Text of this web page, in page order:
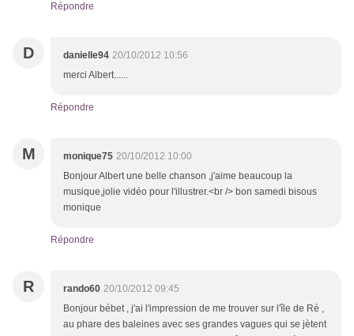
Répondre
D danielle94 20/10/2012 10:56
merci Albert......
Répondre
M monique75 20/10/2012 10:00
Bonjour Albert une belle chanson ,j'aime beaucoup la
musique,jolie vidéo pour l'illustrer.<br /> bon samedi bisous
monique
Répondre
R rando60 20/10/2012 09:45
Bonjour bébet , j'ai l'impression de me trouver sur l'île de Ré ,
au phare des baleines avec ses grandes vagues qui se jètent